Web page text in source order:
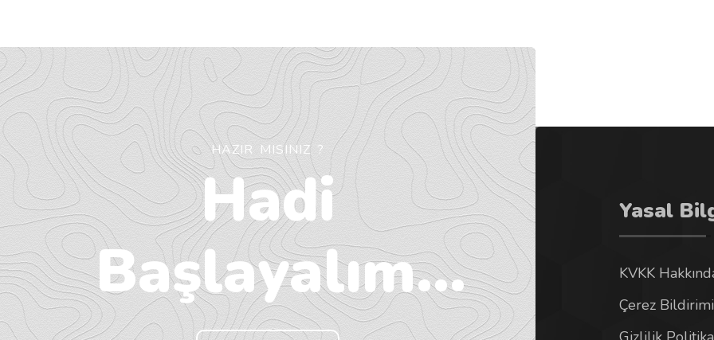
HAZIR MISINIZ ?
Hadi
Başlayalım...
Yasal
KVKK
Çerez Bildirimi